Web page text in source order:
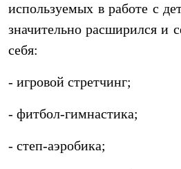
используемых в работе с
значительно расширился и
себя:
- игровой стретчинг;
- фитбол-гимнастика;
- степ-аэробика;